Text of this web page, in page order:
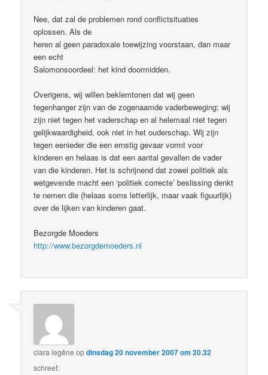
Nee, dat zal de problemen rond conflictsituaties
oplossen. Als de
heren al geen paradoxale toewijzing voorstaan, dan maar
een echt
Salomonsoordeel: het kind doormidden.
Overigens, wij willen beklemtonen dat wij geen
tegenhanger zijn van de zogenaamde vaderbeweging: wij
zijn niet tegen het vaderschap en al helemaal niet tegen
gelijkwaardigheid, ook niet in het ouderschap. Wij zijn
tegen eenieder die een ernstig gevaar vormt voor
kinderen en helaas is dat een aantal gevallen de vader
van die kinderen. Het is schrijnend dat zowel politiek als
wetgevende macht een ‘politiek correcte’ beslissing denkt
te nemen die (helaas soms letterlijk, maar vaak figuurlijk)
over de lijken van kinderen gaat.
Bezorgde Moeders
http://www.bezorgdemoeders.nl
clara legêne opdinsdag 20 november 2007 om 20.32
schreef: